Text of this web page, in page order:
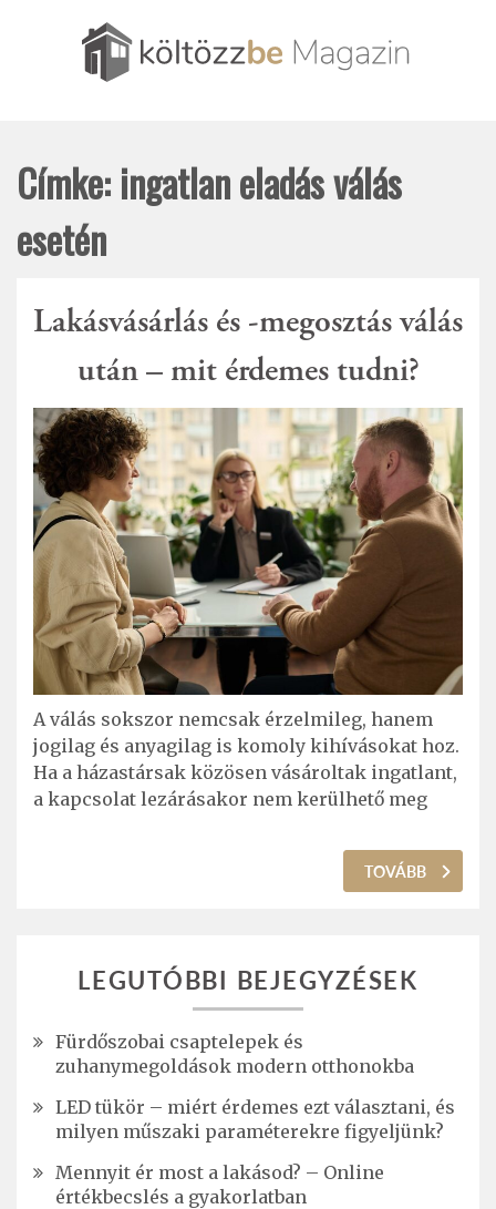
amit szerintünk tudni érdemes
Címke:ingatlan eladás válás
esetén
Lakásvásárlás és -megosztás válás
után – mit érdemes tudni?
A válás sokszor nemcsak érzelmileg, hanem
jogilag és anyagilag is komoly kihívásokat hoz.
Ha a házastársak közösen vásároltak ingatlant,
a kapcsolat lezárásakor nem kerülhető meg
TOVÁBB
LEGUTÓBBI BEJEGYZÉSEK
Fürdőszobai csaptelepek és
zuhanymegoldások modern otthonokba
LED tükör – miért érdemes ezt választani, és
milyen műszaki paraméterekre figyeljünk?
Mennyit ér most a lakásod? – Online
értékbecslés a gyakorlatban